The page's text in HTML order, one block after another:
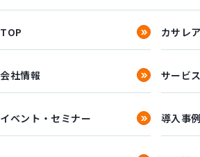
TOP カサレ
会社情報 サービス
イベント・セミナー 導入事例